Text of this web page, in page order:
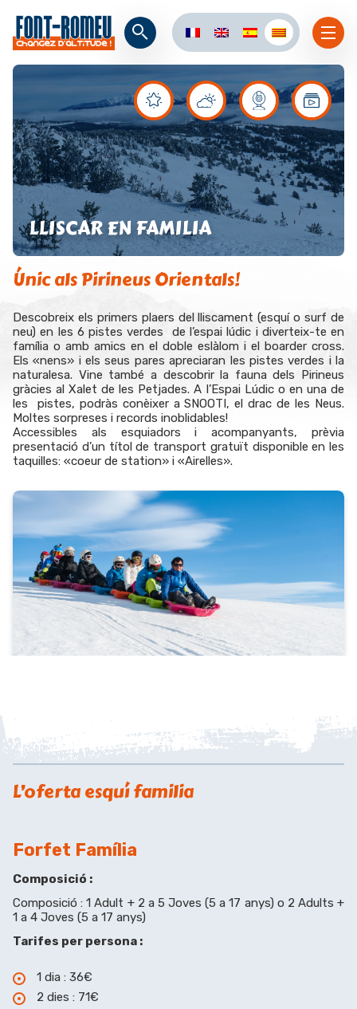
LLISCAR EN FAMILIA
Únic als Pirineus Orientals!
Descobreix els primers plaers del lliscament (esquí o surf de
neu) en les 6 pistes verdes de l’espai lúdic i diverteix-te en
família o amb amics en el doble eslàlom i el boarder cross.
Els «nens» i els seus pares apreciaran les pistes verdes i la
naturalesa. Vine també a descobrir la fauna dels Pirineus
gràcies al Xalet de les Petjades. A l’Espai Lúdic o en una de
les pistes, podràs conèixer a SNOOTI, el drac de les Neus.
Moltes sorpreses i records inoblidables!
Accessibles als esquiadors i acompanyants, prèvia
presentació d’un títol de transport gratuït disponible en les
taquilles: «coeur de station» i «Airelles».
L’oferta esquí familia
Forfet Família
Composició :
Composició : 1 Adult + 2 a 5 Joves (5 a 17 anys) o 2 Adults +
1 a 4 Joves (5 a 17 anys)
Tarifes per persona :
1 dia : 36€
2 dies : 71€